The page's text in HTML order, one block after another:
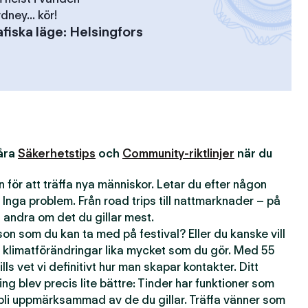
kör!
läge: Helsingfors
Säkerhetstips och Community-riktlinjer när du
för att träffa nya människor. Letar du efter någon
problem. Från road trips till nattmarknader – på
om det du gillar mest.
som du kan ta med på festival? Eller du kanske vill
lika mycket som du gör. Med 55
vet vi definitivt hur man skapar kontakter. Ditt
blev precis lite bättre: Tinder har funktioner som
uppmärksammad av de du gillar. Träffa vänner som